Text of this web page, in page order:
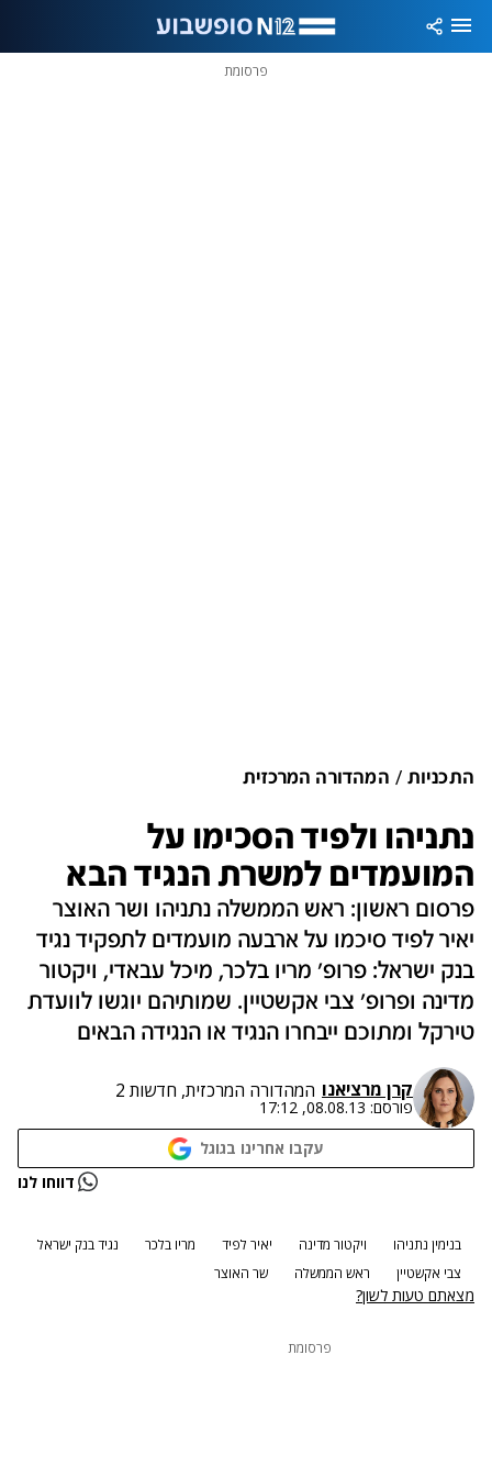
פרסומת
התכניות המהדורה המרכזית
נתניהו ולפיד הסכימו על
המועמדים למשרת הנגיד הבא
פרסום ראשון: ראש הממשלה נתניהו ושר האוצר
יאיר לפיד סיכמו על ארבעה מועמדים לתפקיד נגיד
בנק ישראל: פרופ' מריו בלכר, מיכל עבאדי, ויקטור
מדינה ופרופ' צבי אקשטיין. שמותיהם יוגשו לוועדת
טירקל ומתוכם ייבחרו הנגיד או הנגידה הבאים
קרן מרציאנו המהדורה המרכזית, חדשות 2
פורסם: 08.08.13, 17:12
עקבו אחרינו בגוגל
דווחו לנו
בנימין נתניהו ויקטור מדינה יאיר לפיד מריו בלכר
נגיד בנק ישראל
צבי אקשטיין
ראש הממשלה שר האוצר
מצאתם טעות לשון?
פרסומת